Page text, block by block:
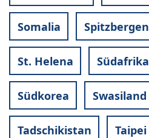
Somalia Spitzbergen
St. Helena Südafrika
Südkorea Swasiland
Tadschikistan Taipei